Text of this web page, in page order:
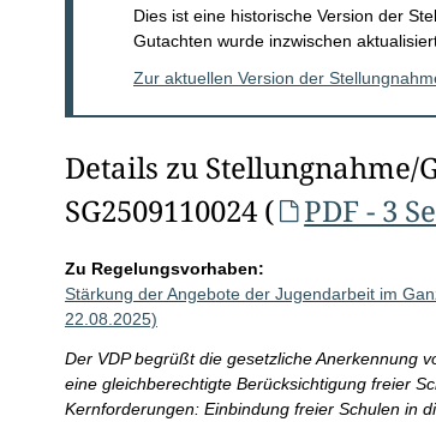
Dies ist eine historische Version der
Gutachten wurde inzwischen
Zur aktuellen Version der
Details zu Stellungnahme/
SG2509110024 (
PDF - 3
Zu Regelungsvorhaben:
Stärkung der Angebote der Jugendarbeit im
22.08.2025)
Der VDP begrüßt die gesetzliche Anerkennung
eine gleichberechtigte Berücksichtigung freier
Kernforderungen: Einbindung freier Schulen in